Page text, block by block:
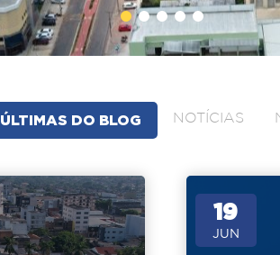
ÚLTIMAS DO BLOG NOTÍCIAS
19
JUN